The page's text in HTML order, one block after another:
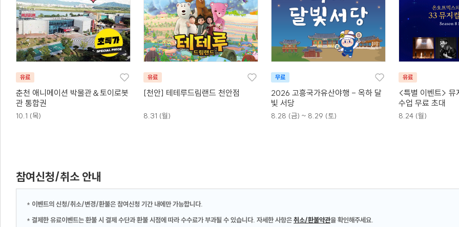
유료
춘천 애니메이션 박물관＆토이로봇
관 통합권
10.1 (목)
유료
[천안] 테테루드림랜드 천안점
8.31 (월)
무료
2026 고흥국가유산야행 - 옥하 달
빛 서당
8.28 (금) ~ 8.29 (토)
유료
<특별 이벤트> 뮤
수업 무료 초대
8.24 (월)
참여신청/취소 안내
* 이벤트의 신청/취소/변경/환불은 참여신청 기간 내에만 가능합니다.
* 결제한 유료이벤트는 환불 시 결제 수단과 환불 시점에 따라 수수료가 부과될 수 있습니다. 자세한 사항은취소/환불약관을 확인해주세요.